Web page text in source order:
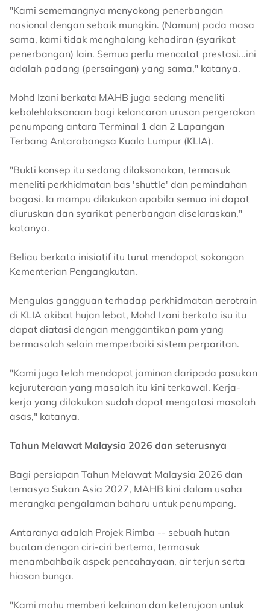
"Kami sememangnya menyokong penerbangan
nasional dengan sebaik mungkin. (Namun) pada masa
sama, kami tidak menghalang kehadiran (syarikat
penerbangan) lain. Semua perlu mencatat prestasi...ini
adalah padang (persaingan) yang sama," katanya.
Mohd Izani berkata MAHB juga sedang meneliti
kebolehlaksanaan bagi kelancaran urusan pergerakan
penumpang antara Terminal 1 dan 2 Lapangan
Terbang Antarabangsa Kuala Lumpur (KLIA).
"Bukti konsep itu sedang dilaksanakan, termasuk
meneliti perkhidmatan bas 'shuttle' dan pemindahan
bagasi. Ia mampu dilakukan apabila semua ini dapat
diuruskan dan syarikat penerbangan diselaraskan,"
katanya.
Beliau berkata inisiatif itu turut mendapat sokongan
Kementerian Pengangkutan.
Mengulas gangguan terhadap perkhidmatan aerotrain
di KLIA akibat hujan lebat, Mohd Izani berkata isu itu
dapat diatasi dengan menggantikan pam yang
bermasalah selain memperbaiki sistem perparitan.
"Kami juga telah mendapat jaminan daripada pasukan
kejuruteraan yang masalah itu kini terkawal. Kerja-
kerja yang dilakukan sudah dapat mengatasi masalah
asas," katanya.
Tahun Melawat Malaysia 2026 dan seterusnya
Bagi persiapan Tahun Melawat Malaysia 2026 dan
temasya Sukan Asia 2027, MAHB kini dalam usaha
merangka pengalaman baharu untuk penumpang.
Antaranya adalah Projek Rimba -- sebuah hutan
buatan dengan ciri-ciri bertema, termasuk
menambahbaik aspek pencahayaan, air terjun serta
hiasan bunga.
"Kami mahu memberi kelainan dan keterujaan untuk